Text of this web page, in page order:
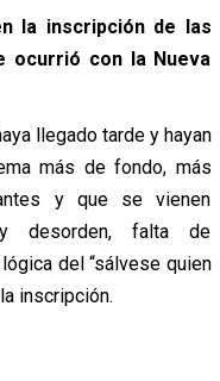
la inscripción de las
ocurrió con la Nueva
llegado tarde y hayan
más de fondo, más
y que se vienen
desorden, falta de
del “sálvese quien
inscripción.